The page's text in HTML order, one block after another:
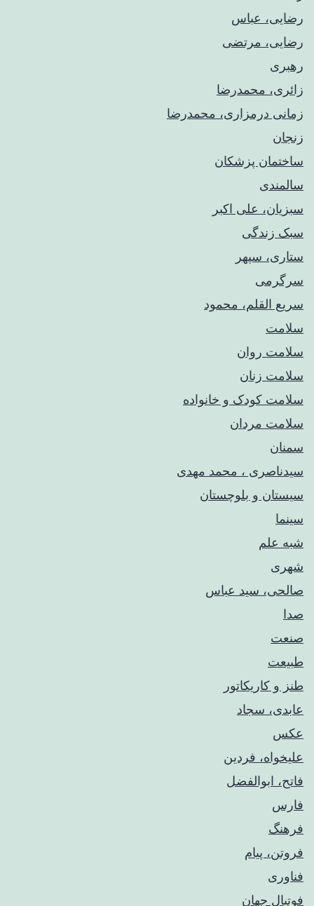
رضایی، عباس
رضایی، مرتضی
رهبری
زائری، محمدرضا
زمانی درمزاری، محمدرضا
زنجان
ساختمان پزشکان
سالمندی
سبزیان، علی اکبر
سبک زندگی
ستاری، سپهر
سرگرمی
سریع القلم، محمود
سلامت
سلامت روان
سلامت زنان
سلامت کودک‌ و خانواده
سلامت مردان
سمنان
سیدناصری ، محمد مهدی
سیستان و بلوچستان
سینما
شبه علم
شهری
صالحی، سید عباس
صدا
صنعت
طبیعت
طنز و کاریکاتور
عابدی، سجاد
عکس
علیخواه، فردین
فاتح، ابوالفضل
فارس
فرهنگ
فروتن، پیام
فناوری
فوتبال جهان